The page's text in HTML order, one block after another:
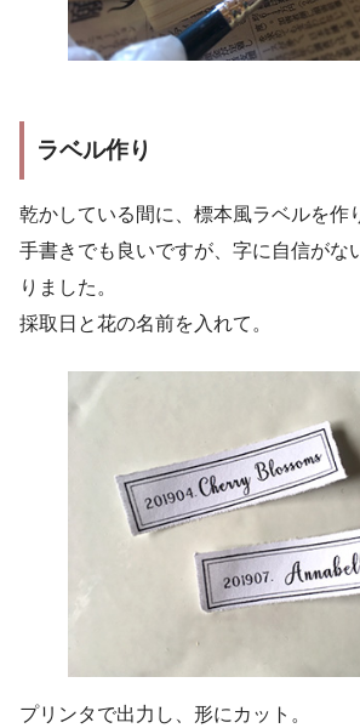
ラベル作り
乾かしている間に、標本風ラベルを作
手書きでも良いですが、字に自信がな
りました。
採取日と花の名前を入れて。
プリンタで出力し、形にカット。